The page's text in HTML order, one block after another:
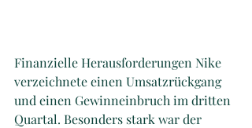
Finanzielle Herausforderungen Nike
verzeichnete einen Umsatzrückgang
und einen Gewinneinbruch im dritten
Quartal. Besonders stark war der